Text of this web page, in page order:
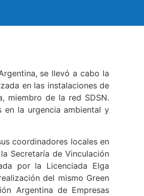
se llevó a cabo la
en las instalaciones de
miembro de la red SDSN.
en la urgencia ambiental y
coordinadores locales en
Secretaría de Vinculación
por la Licenciada Elga
del mismo Green
Argentina de Empresas